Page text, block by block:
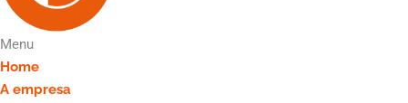
Menu
Home
A empresa